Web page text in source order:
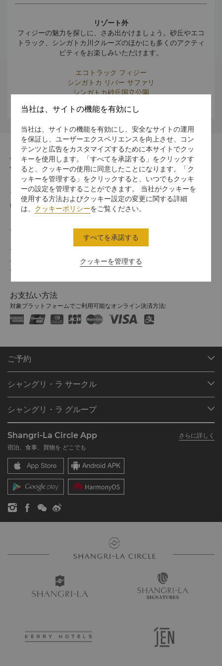
リゾート外
フィジーの魅力を探しに、さあ出かけましょう。砂丘やエコ
トラック、シンガトカ川クルーズのほかにも多くのアクティ
ビティをお楽しみいただけます。
エコトラック フィジー
シンガトカ リバー サファリ
シンガトカ砂丘国立公園
住所
Yanuca Island, Coral Coast, Fiji Islands
電話番号
(679) 652 0155
チェックイン / チェックアウト
シャングリ・ラでのご滞在をお楽しみください。
チェックイン/アウトの時間は以下のとおりです。
チェックイン: 15時
チェックアウト: 11時
お支払い方法
対象プラットフォームでご利用可能なオンライン決済方法:
ご予約
ご予約の検索
レストラン＆バー
シャングリ・ラ サークル
シャングリ・ラ サークルに入会
よくあるお問合せや質問
SLCに関するお問い合わせ
シャングリ・ラ グループ
シャングリ・ラ ブランド
シャングリ・ラ センター
レジデンス
お問い合わせ
採用情報
企業の社会的責任
ニュース
Shangri-La Circle App
さらに詳しく
宿泊、食事、買物を どこでも
当社は、サイトの機能を有効にし
当社は、サイトの機能を有効にし、安全なサイトの運用
を保証し、ユーザーエクスペリエンスを向上させ、コン
テンツと広告をカスタマイズするために本サイトでクッ
キーを使用します。「すべてを承諾する」をクリックす
ると、クッキーの使用に同意したことになります。「ク
ッキーを管理する」をクリックすると、いつでもクッキ
ーの設定を管理することができます。 当社がクッキーを
使用する方法およびクッキー設定の変更に関する詳細
は、 クッキーポリシーをご覧ください。
クッキーを管理する
すべてを承諾する